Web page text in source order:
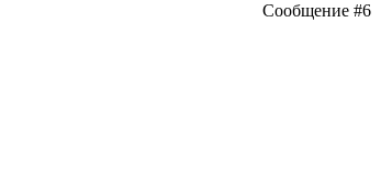
Сообщение #6